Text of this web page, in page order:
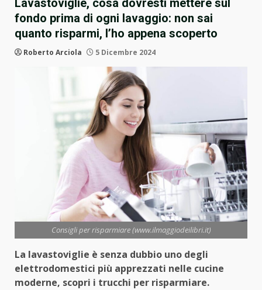
Lavastoviglie, cosa dovresti mettere sul
fondo prima di ogni lavaggio: non sai
quanto risparmi, l’ho appena scoperto
Roberto Arciola 5 Dicembre 2024
Consigli per risparmiare (www.ilmaggiodeilibri.it)
La lavastoviglie è senza dubbio uno degli
elettrodomestici più apprezzati nelle cucine
moderne, scopri i trucchi per risparmiare.